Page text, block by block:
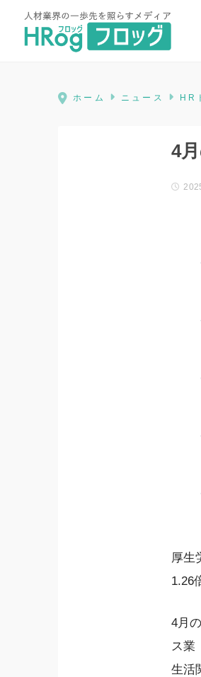
HRog | 人材業界の
ホーム ニュース HR
4
厚生
1.26
4月
ス業
生活